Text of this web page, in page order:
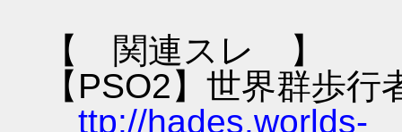
【 関連スレ 】
【PSO2】世界群歩
ttp://hades.worlds-